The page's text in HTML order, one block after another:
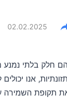
02.02.2025
חלק בלתי נמנע
אנו
את תקופת